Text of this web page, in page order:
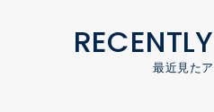
最近見た